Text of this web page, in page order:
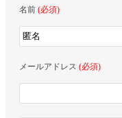
名前 (必須)
メールアドレス (必須)